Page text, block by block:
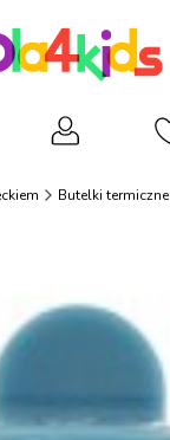
wyszukiwarkę
Butelki termiczne